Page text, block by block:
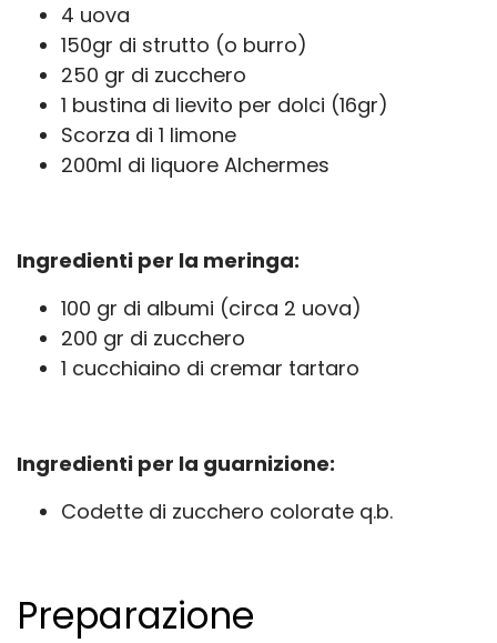
Preparazione
4 uova
150gr di strutto (o burro)
250 gr di zucchero
1 bustina di lievito per dolci (16gr)
Scorza di 1 limone
200ml di liquore Alchermes
Ingredienti per la meringa:
100 gr di albumi (circa 2 uova)
200 gr di zucchero
1 cucchiaino di cremar tartaro
Ingredienti per la guarnizione:
Codette di zucchero colorate q.b.